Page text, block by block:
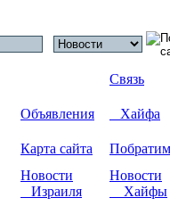
Связь
Объявления Хайфа
Карта сайта
Новости
Израиля
Новости
Хайфы